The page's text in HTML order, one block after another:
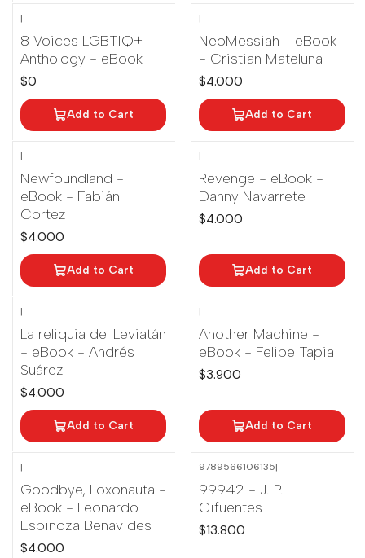
|
8 Voices LGBTIQ+
Anthology - eBook
$0
Add to Cart
|
NeoMessiah - eBook
- Cristian Mateluna
$4.000
Add to Cart
|
Newfoundland -
eBook - Fabián
Cortez
$4.000
Add to Cart
|
Revenge - eBook -
Danny Navarrete
$4.000
Add to Cart
|
La reliquia del Leviatán
- eBook - Andrés
Suárez
$4.000
Add to Cart
|
Another Machine -
eBook - Felipe Tapia
$3.900
Add to Cart
|
Goodbye, Loxonauta -
eBook - Leonardo
Espinoza Benavides
$4.000
9789566106135|
99942 - J. P.
Cifuentes
$13.800